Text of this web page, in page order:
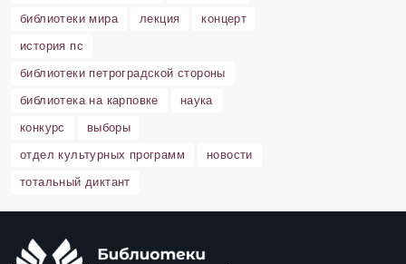
библиотеки мира
лекция
концерт
история пс
библиотеки петроградской стороны
библиотека на карповке
наука
конкурс
выборы
отдел культурных программ
новости
тотальный диктант